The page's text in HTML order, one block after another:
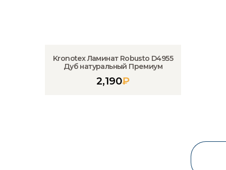
Kronotex Ламинат Robusto D4955
Дуб натуральный Премиум
2,190₽